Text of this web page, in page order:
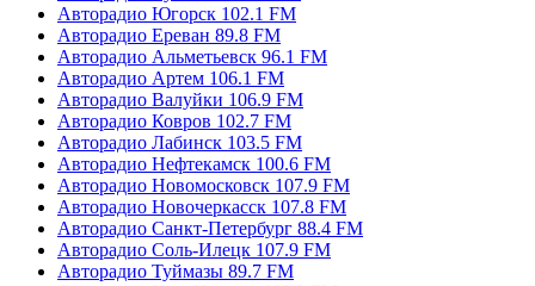
Авторадио Югорск 102.1 FM
Авторадио Ереван 89.8 FM
Авторадио Альметьевск 96.1 FM
Авторадио Артем 106.1 FM
Авторадио Валуйки 106.9 FM
Авторадио Ковров 102.7 FM
Авторадио Лабинск 103.5 FM
Авторадио Нефтекамск 100.6 FM
Авторадио Новомосковск 107.9 FM
Авторадио Новочеркасск 107.8 FM
Авторадио Санкт-Петербург 88.4 FM
Авторадио Соль-Илецк 107.9 FM
Авторадио Туймазы 89.7 FM